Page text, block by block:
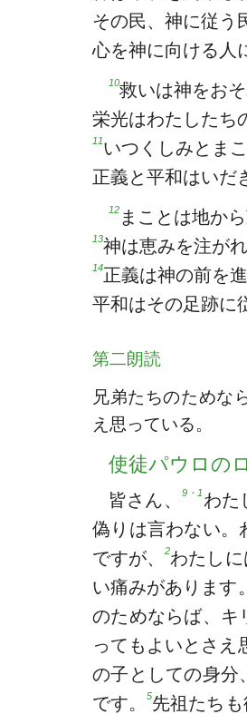
その民、神に従う
心を神に向ける人
10救いは神をお
栄光はわたしたち
11いつくしみとま
正義と平和はいだ
12 まことは地か
13神は恵みを注が
14正義は神の前を進
平和はその足跡に
第二朗読
兄弟たちのためな
え思っている。
使徒パウロの
皆さん、 9・1 わた
偽りは言わない。
ですが、2わたし
い痛みがあります。
のためならば、キ
ってもよいとさえ
の子としての身分
です。5先祖たち